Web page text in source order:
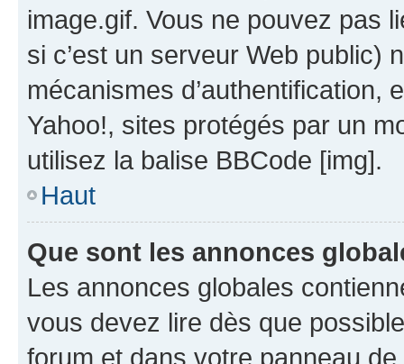
image.gif. Vous ne pouvez pas
si c’est un serveur Web public)
mécanismes d’authentification,
Yahoo!, sites protégés par un
utilisez la balise BBCode [img].
Haut
Que sont les annonces
Les annonces globales
vous devez lire dès que
forum et dans votre panneau